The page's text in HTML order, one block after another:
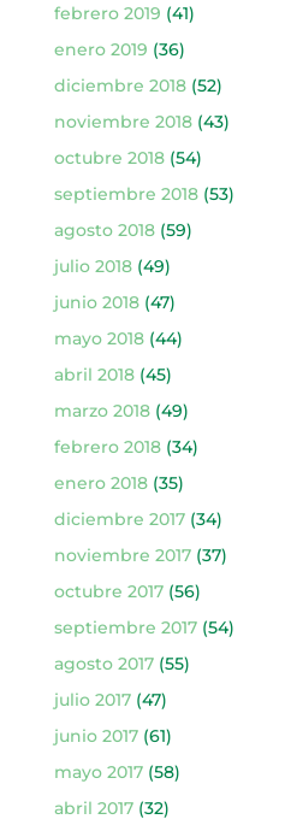
febrero 2019 (41)
enero 2019 (36)
diciembre 2018(52)
noviembre 2018(43)
octubre 2018(54)
septiembre 2018(53)
agosto 2018(59)
julio 2018(49)
junio 2018(47)
mayo 2018(44)
abril 2018(45)
marzo 2018(49)
febrero 2018(34)
enero 2018(35)
diciembre 2017(34)
noviembre 2017(37)
octubre 2017(56)
septiembre 2017(54)
agosto 2017(55)
julio 2017(47)
junio 2017(61)
mayo 2017(58)
abril 2017(32)